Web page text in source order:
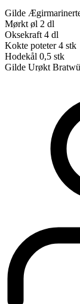
Gilde
Mørkt øl 2 dl
Oksekraft 4 dl
Kokte poteter 4 stk
Hodekål 0,5 stk
Gilde Urøkt